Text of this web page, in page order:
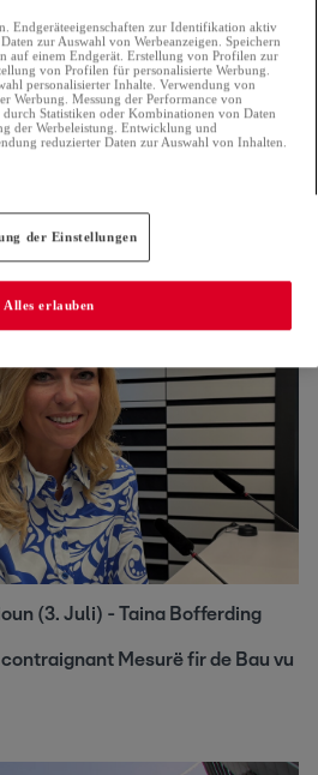
(3. Juli) - Taina Bofferding
Mesurë fir de Bau vu
Endgeräteeigenschaften zur Identifikation aktiv
zur Auswahl von Werbeanzeigen. Speichern
einem Endgerät. Erstellung von Profilen zur
von Profilen für personalisierte Werbung.
personalisierter Inhalte. Verwendung von
Werbung. Messung der Performance von
Statistiken oder Kombinationen von Daten
der Werbeleistung. Entwicklung und
reduzierter Daten zur Auswahl von Inhalten.
der Einstellungen
Alles erlauben